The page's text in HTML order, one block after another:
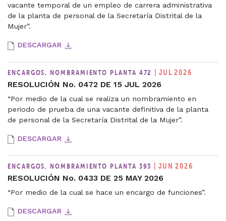
vacante temporal de un empleo de carrera administrativa
de la planta de personal de la Secretaría Distrital de la
Mujer”.
DESCARGAR
ENCARGOS, NOMBRAMIENTO PLANTA 472 | JUL 2026
RESOLUCIÓN No. 0472 DE 15 JUL 2026
“Por medio de la cual se realiza un nombramiento en
periodo de prueba de una vacante definitiva de la planta
de personal de la Secretaría Distrital de la Mujer”.
DESCARGAR
ENCARGOS, NOMBRAMIENTO PLANTA 393 | JUN 2026
RESOLUCIÓN No. 0433 DE 25 MAY 2026
“Por medio de la cual se hace un encargo de funciones”.
DESCARGAR